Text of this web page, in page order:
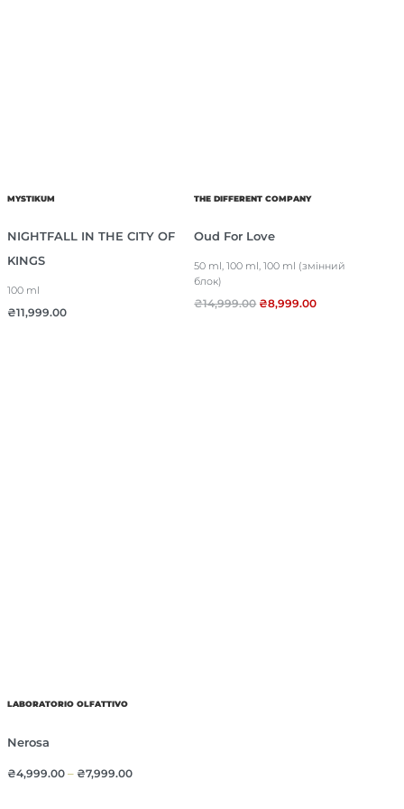
MYSTIKUM
NIGHTFALL IN THE CITY OF
KINGS
100 ml
₴11,999.00
THE DIFFERENT COMPANY
Oud For Love
50 ml, 100 ml, 100 ml (змінний
блок)
₴14,999.00 ₴8,999.00
LABORATORIO OLFATTIVO
Nerosa
₴4,999.00– ₴7,999.00